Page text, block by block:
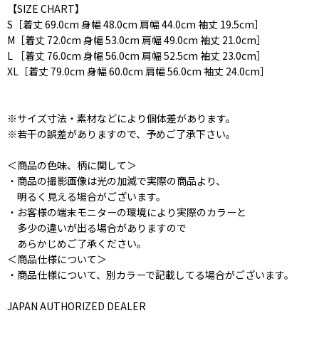
【SIZE CHART】
S［着丈 69.0cm 身幅 48.0cm 肩幅 44.0cm 袖丈 19.5cm］
M［着丈 72.0cm 身幅 53.0cm 肩幅 49.0cm 袖丈 21.0cm］
L ［着丈 76.0cm 身幅 56.0cm 肩幅 52.5cm 袖丈 23.0cm］
XL［着丈 79.0cm 身幅 60.0cm 肩幅 56.0cm 袖丈 24.0cm］
※サイズ寸法・素材などにより個体差があります。
※若干の誤差がありますので、予めご了承下さい。
＜商品の色味、柄に関して＞
・商品の撮影画像は光の加減で実際の商品より、
明るく見える場合がございます。
・お客様の端末モニターの環境により実際のカラーと
多少の違いが出る場合がありますので
あらかじめご了承ください。
＜商品仕様について＞
・商品仕様について、別カラーで記載してる場合がございます。
JAPAN AUTHORIZED DEALER